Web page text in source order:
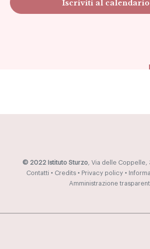
Iscriviti al calendario
© 2022 Istituto Sturzo, Via delle Coppelle,
Contatti • Credits• Privacy policy•
Amministrazione